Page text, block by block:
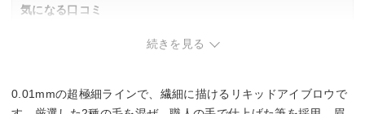
気になる口コミ
・液体が出にくいときがある。
続きを見る
0.01mmの超極細ラインで、繊細に描けるリキッドアイブロウで